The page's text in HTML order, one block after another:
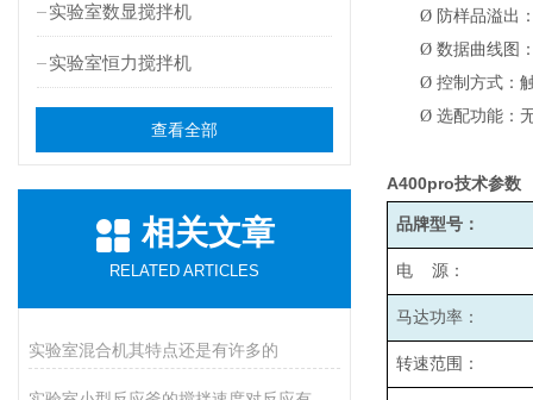
实验室数显搅拌机
实验室恒力搅拌机
查看全部
相关文章
RELATED ARTICLES
实验室混合机其特点还是有许多的
Ø 防样品溢出
Ø 数据曲线图
Ø 控制方式：
Ø 选配功能：
A400pro技术参数
品牌型号：
电 源：
马达功率：
转速范围：